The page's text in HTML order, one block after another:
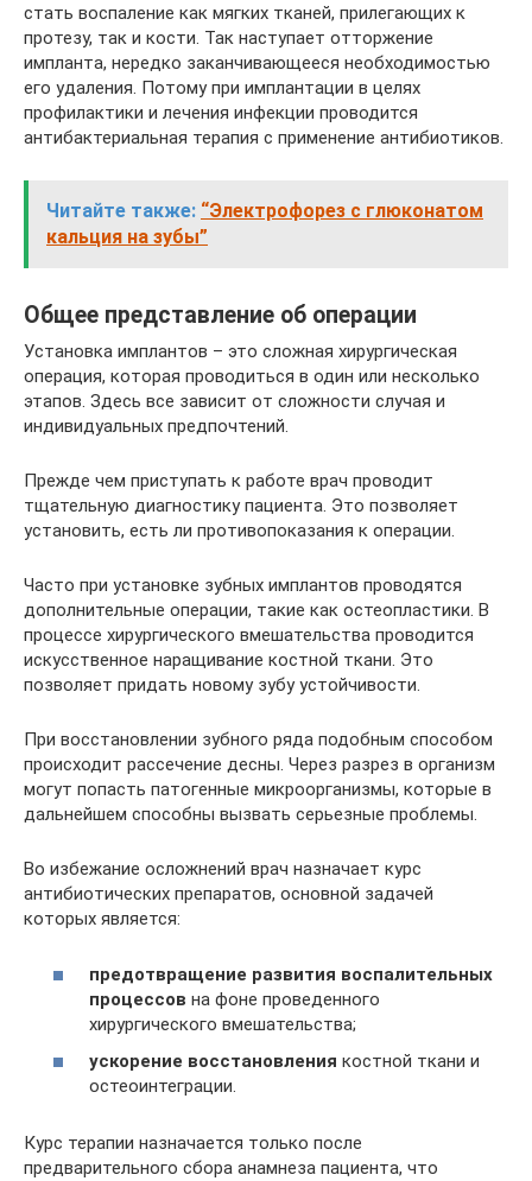
стать воспаление как мягких тканей, прилегающих к
протезу, так и кости. Так наступает отторжение
импланта, нередко заканчивающееся необходимостью
его удаления. Потому при имплантации в целях
профилактики и лечения инфекции проводится
антибактериальная терапия с применение антибиотиков.
Читайте также: “Электрофорез с глюконатом
кальция на зубы”
Общее представление об операции
Установка имплантов – это сложная хирургическая
операция, которая проводиться в один или несколько
этапов. Здесь все зависит от сложности случая и
индивидуальных предпочтений.
Прежде чем приступать к работе врач проводит
тщательную диагностику пациента. Это позволяет
установить, есть ли противопоказания к операции.
Часто при установке зубных имплантов проводятся
дополнительные операции, такие как остеопластики. В
процессе хирургического вмешательства проводится
искусственное наращивание костной ткани. Это
позволяет придать новому зубу устойчивости.
При восстановлении зубного ряда подобным способом
происходит рассечение десны. Через разрез в организм
могут попасть патогенные микроорганизмы, которые в
дальнейшем способны вызвать серьезные проблемы.
Во избежание осложнений врач назначает курс
антибиотических препаратов, основной задачей
которых является:
предотвращение развития воспалительных
процессов на фоне проведенного
хирургического вмешательства;
ускорение восстановления костной ткани и
остеоинтеграции.
Курс терапии назначается только после
предварительного сбора анамнеза пациента, что